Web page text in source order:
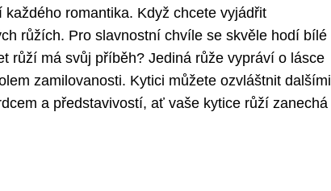
romantika. Když chcete vyjádřit
růžích. Pro slavnostní chvíle se skvěle hodí bílé
růží má svůj příběh? Jediná růže vypráví o lásce
zamilovanosti. Kytici můžete ozvláštnit dalšími
a představivostí, ať vaše kytice růží zanechá